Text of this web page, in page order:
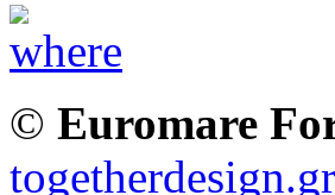
© Euromare
togetherdesign.gr